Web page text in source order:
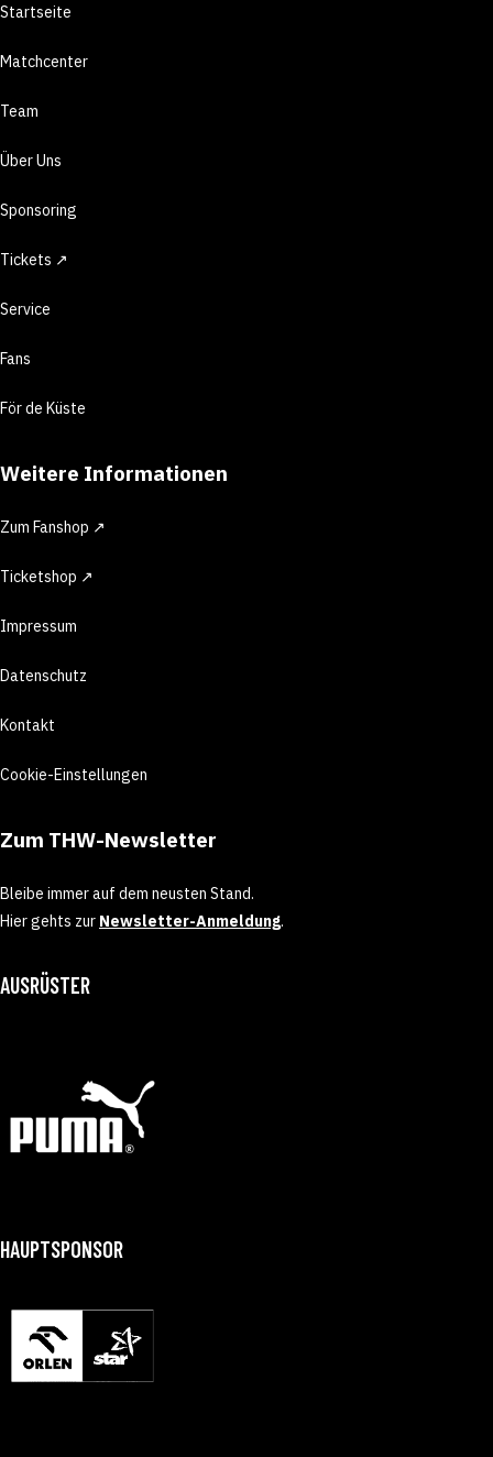
Startseite
Matchcenter
Team
Über Uns
Sponsoring
Tickets ↗
Service
Fans
För de Küste
Weitere Informationen
Zum Fanshop ↗
Ticketshop ↗
Impressum
Datenschutz
Kontakt
Cookie-Einstellungen
Zum THW-Newsletter
Bleibe immer auf dem neusten Stand.
Hier gehts zur Newsletter-Anmeldung.
AUSRÜSTER
HAUPTSPONSOR